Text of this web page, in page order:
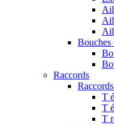
Bouches
Raccords
T
T
T